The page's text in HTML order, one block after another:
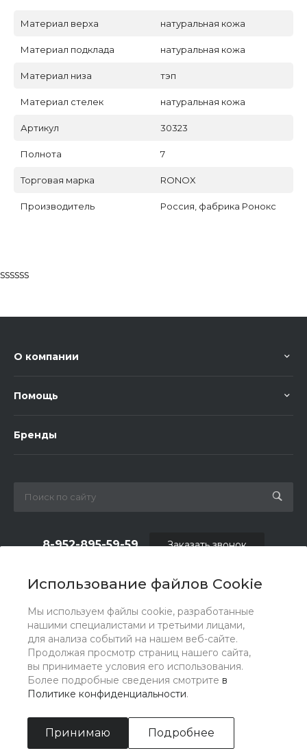
Использование файлов Cookie
Мы используем файлы cookie, разработанные
нашими специалистами и третьими лицами,
для анализа событий на нашем веб-сайте.
Продолжая просмотр страниц нашего сайта,
вы принимаете условия его использования.
Более подробные сведения смотрите в
Политике конфиденциальности.
Принимаю Подробнее
Материал верха натуральная кожа
Материал подклада натуральная кожа
Материал низа тэп
Материал стелек натуральная кожа
Артикул 30323
Полнота 7
Торговая марка RONOX
Производитель Россия, фабрика Ронокс
ssssss
О компании
Помощь
Бренды
shop.fas@list.ru
8-952-895-59-59
oas_reklama@list.ru
Заказать звонок